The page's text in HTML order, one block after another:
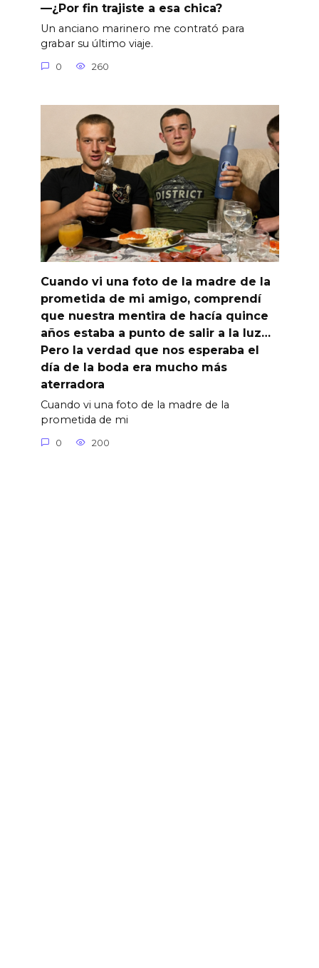
—¿Por fin trajiste a esa chica?
Un anciano marinero me contrató para
grabar su último viaje.
0 260
Cuando vi una foto de la madre de la
prometida de mi amigo, comprendí
que nuestra mentira de hacía quince
años estaba a punto de salir a la luz…
Pero la verdad que nos esperaba el
día de la boda era mucho más
aterradora
Cuando vi una foto de la madre de la
prometida de mi
0 200